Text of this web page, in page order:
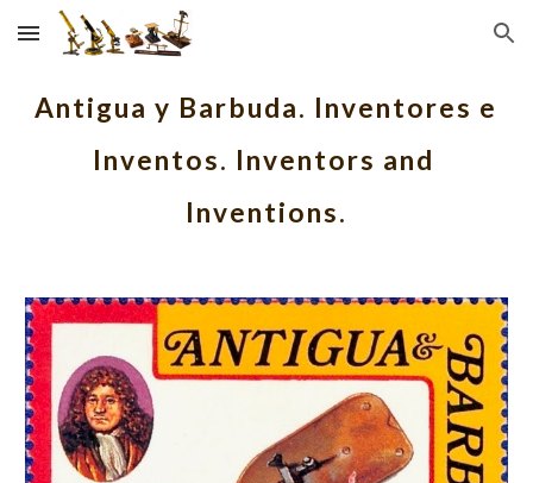
Skip to main content Skip to navigation
Antigua y Barbuda. Inventores e
Inventos. Inventors and
Inventions.